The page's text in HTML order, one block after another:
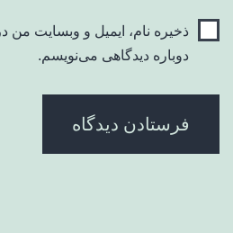
ذخیره نام، ایمیل و وبسایت من
دوباره دیدگاهی می‌نویسم.